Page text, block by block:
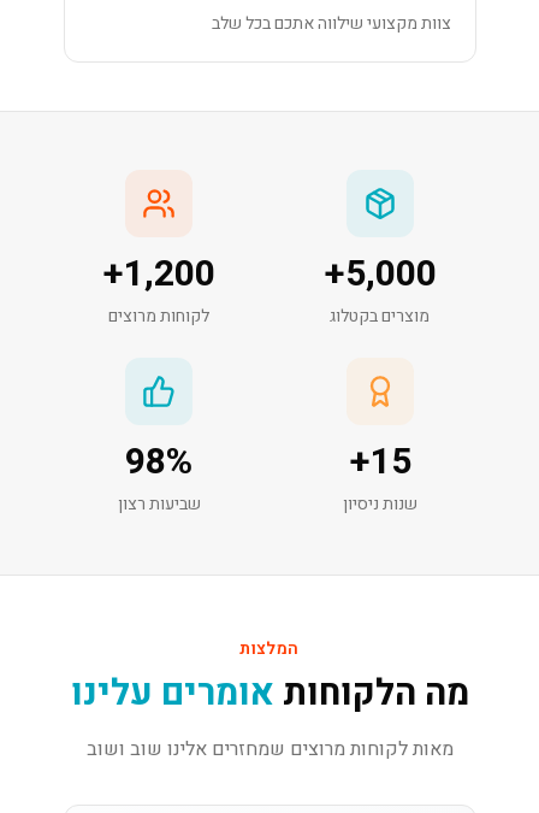
צוות מקצועי שילווה אתכם בכל שלב
5,000
+
מוצרים בקטלוג
1,200
+
לקוחות מרוצים
15
+
שנות ניסיון
98%
שביעות רצון
המלצות
מה הלקוחות אומרים עלינו
מאות לקוחות מרוצים שמחזרים אלינו שוב ושוב